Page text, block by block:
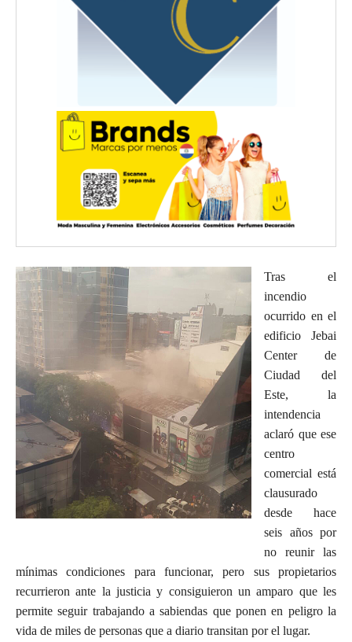
Tras el
incendio
ocurrido en el
edificio Jebai
Center de
Ciudad del
Este, la
intendencia
aclaró que ese
centro
comercial está
clausurado
desde hace
seis años por
no reunir las
mínimas condiciones para funcionar, pero sus propietarios
recurrieron ante la justicia y consiguieron un amparo que les
permite seguir trabajando a sabiendas que ponen en peligro la
vida de miles de personas que a diario transitan por el lugar.